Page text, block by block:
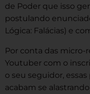
de Poder que isso
postulando
Lógica: Falácias) e
Por conta das micro-
Youtuber com o
o seu seguidor,
acabam se